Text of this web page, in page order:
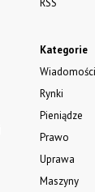
Kategorie
Wiadomości
Rynki
Pieniądze
Prawo
Uprawa
Maszyny